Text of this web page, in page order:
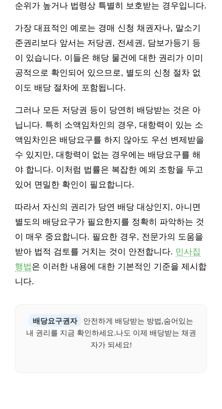
순위가 높거나 법령상 특별히 보호받는 경우입니다.
가장 대표적인 예로는 경매 신청 채권자나, 말소기
준권리보다 앞서는 저당권, 전세권, 담보가등기 등
이 있습니다. 이들은 해당 물건에 대한 권리가 이미
공적으로 확인되어 있으므로, 별도의 신청 절차 없
이도 배당 절차에 포함됩니다.
그러나 모든 저당권 등이 당연히 배당받는 것은 아
닙니다. 특히 소액임차인의 경우, 대항력이 있는 소
액임차인은 배당요구를 하지 않아도 우선 변제받을
수 있지만, 대항력이 없는 경우에는 배당요구를 해
야 합니다. 이처럼 법률은 복잡한 예외 조항을 두고
있어 면밀한 확인이 필요합니다.
따라서 자신의 권리가 당연 배당 대상인지, 아니면
별도의 배당요구가 필요한지를 정확히 파악하는 것
이 매우 중요합니다. 필요한 경우, 전문가의 도움을
받아 법적 검토를 거치는 것이 안전합니다. 민사집
행법은 이러한 내용에 대한 기본적인 기준을 제시합
니다.
배당요구권자
안전하게 배당받는 방법,숨어있는
내 권리를 지금 확인하세요.나도 이제 배당받는 채권
자가 되세요!